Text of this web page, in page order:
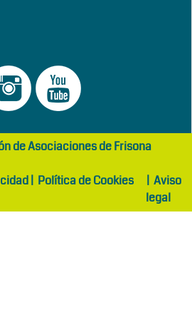
de Asociaciones de Frisona
| Política de Cookies | Aviso
legal